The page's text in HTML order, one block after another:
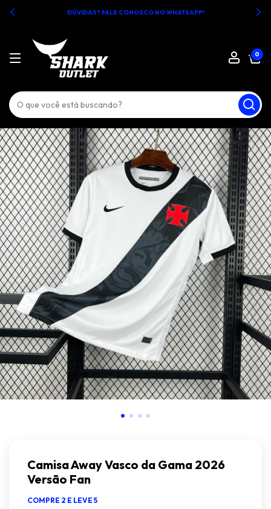
DÚVIDAS? FALE CONOSCO NO WHATSAPP!
0
Camisa Away Vasco da Gama 2026
Versão Fan
COMPRE 2 E LEVE 5